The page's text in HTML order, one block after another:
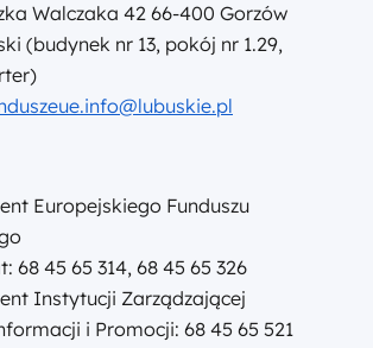
Walczaka 42 66-400 Gorzów
(budynek nr 13, pokój nr 1.29,
Europejskiego Funduszu
68 45 65 314, 68 45 65 326
Instytucji Zarządzającej
i Promocji: 68 45 65 521